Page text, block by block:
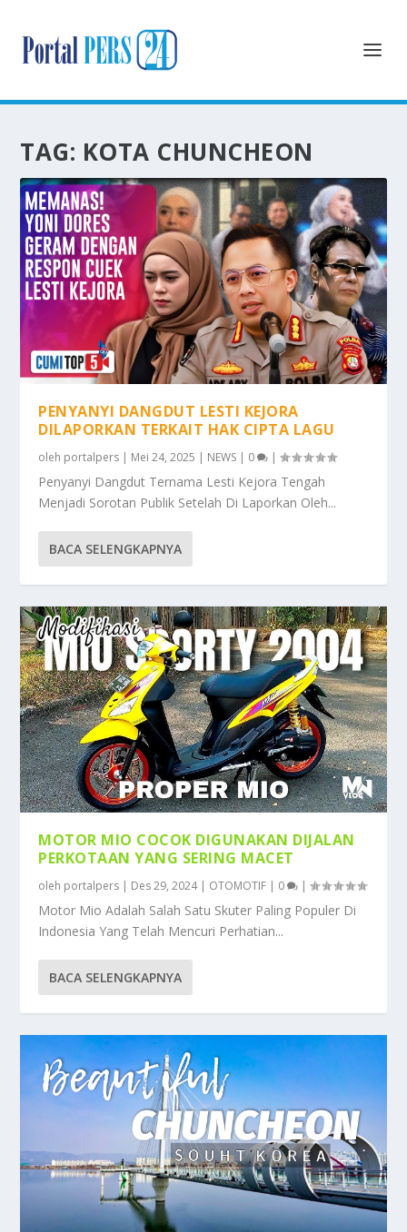
TAG: KOTA CHUNCHEON
PENYANYI DANGDUT LESTI KEJORA
DILAPORKAN TERKAIT HAK CIPTA LAGU
oleh portalpers | Mei 24, 2025 | NEWS | 0 |
Penyanyi Dangdut Ternama Lesti Kejora Tengah
Menjadi Sorotan Publik Setelah Di Laporkan Oleh...
BACA SELENGKAPNYA
MOTOR MIO COCOK DIGUNAKAN DIJALAN
PERKOTAAN YANG SERING MACET
oleh portalpers | Des 29, 2024| OTOMOTIF | 0 |
Motor Mio Adalah Salah Satu Skuter Paling Populer Di
Indonesia Yang Telah Mencuri Perhatian...
BACA SELENGKAPNYA